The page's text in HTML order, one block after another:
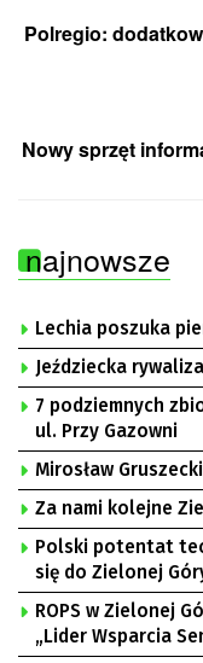
Polregio:
Nowy sprzęt
najnowsze
Lechia poszuka
Jeździecka
7 podziemnych
ul. Przy Gazowni
Mirosław
Za nami kolejne
Polski potentat
się do Zielonej
ROPS w Zielonej
„Lider Wsparcia